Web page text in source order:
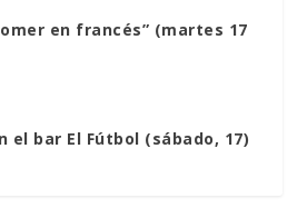
en francés” (martes 17
el bar El Fútbol (sábado, 17)